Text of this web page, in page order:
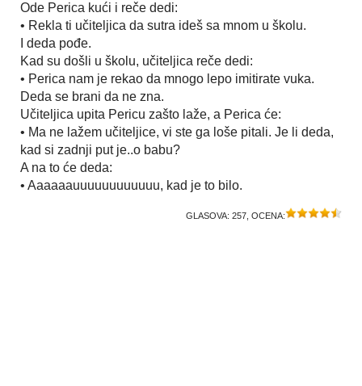
Ode Perica kući i reče dedi:
• Rekla ti učiteljica da sutra ideš sa mnom u školu.
I deda pođe.
Kad su došli u školu, učiteljica reče dedi:
• Perica nam je rekao da mnogo lepo imitirate vuka.
Deda se brani da ne zna.
Učiteljica upita Pericu zašto laže, a Perica će:
• Ma ne lažem učiteljice, vi ste ga loše pitali. Je li deda,
kad si zadnji put je..o babu?
A na to će deda:
• Aaaaaauuuuuuuuuuuu, kad je to bilo.
GLASOVA: 257 , OCENA: